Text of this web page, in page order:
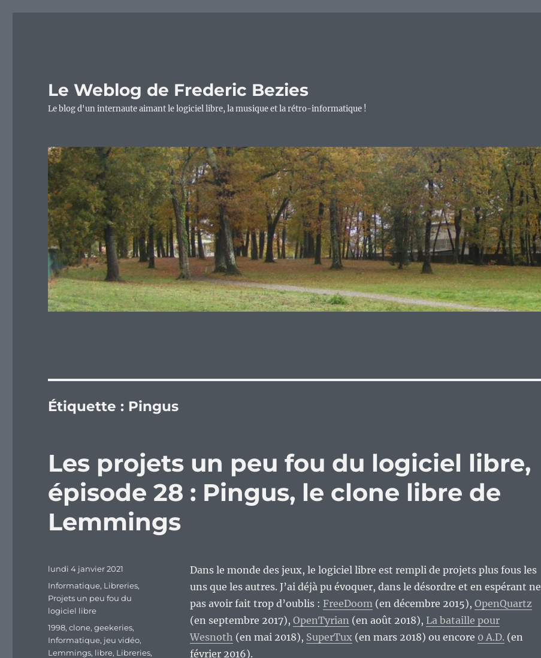
Le Weblog de Frederic Bezies
Le blog d'un internaute aimant le logiciel libre, la musique et la rétro-informatique !
Étiquette : Pingus
Les projets un peu fou du logiciel libre,
épisode 28 : Pingus, le clone libre de
Lemmings
Dans le monde des jeux, le logiciel libre est rempli de projets plus fous les
uns que les autres. J’ai déjà pu évoquer, dans le désordre et en espérant ne
pas avoir fait trop d’oublis : FreeDoom(en décembre 2015), OpenQuartz
(en septembre 2017), OpenTyrian (en août 2018), La bataille pour
Wesnoth (en mai 2018), SuperTux(en mars 2018) ou encore 0 A.D. (en
février 2016).
Publié
lundi 4 janvier 2021
Catégories
Informatique, Libreries,
Projets un peu fou du
logiciel libre
Étiquettes
1998,clone,geekeries,
Informatique, jeu vidéo,
Lemmings, libre, Libreries,